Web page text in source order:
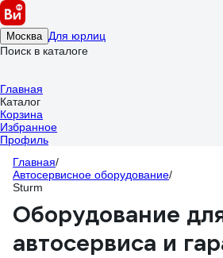
Москва Для юрлиц
Поиск в каталоге
Главная
Каталог
Корзина
Избранное
Профиль
Главная/
Автосервисное оборудование/
Sturm
Оборудование
автосервиса и